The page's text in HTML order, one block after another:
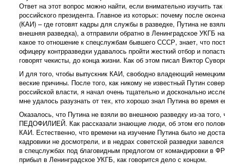
Ответ на этот вопрос можно найти, если внимательно изучить
российского президента. Главное из которых: почему после
(КАИ) – где готовят кадры для службы в разведке, Путина не
внешняя разведка), а отправили обратно в Ленинградское УКГБ
какое то отношение к спецслужбам бывшего СССР, знает, что
офицеру контрразведки удавалось пройти жесткий отбор и
говорят чекисты, до конца жизни. Как об этом писал Виктор
И для того, чтобы выпускник КАИ, свободно владеющий
веские причины. После того, как никому не известный Путин
российской власти, я начал очень тщательно и досконально
мне удалось разузнать от тех, кто хорошо знал Путина во время
Оказалось, что Путина не взяли во внешнюю разведку из-за того,
ПЕДОФИЛИЕЙ. Как рассказали знающие люди, об этом его
КАИ. Естественно, что времени на изучение Путина было не
кадровики не досмотрели, и в недрах советской разведки
в спецслужбах под благовидным предлогом от командировки в
прибыл в Ленинградское УКГБ, как говорится дело с концом.